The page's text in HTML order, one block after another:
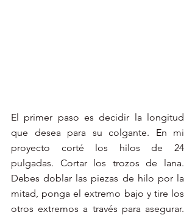
El primer paso es decidir la longitud
que desea para su colgante. En mi
proyecto corté los hilos de 24
pulgadas. Cortar los trozos de lana.
Debes doblar las piezas de hilo por la
mitad, ponga el extremo bajo y tire los
otros extremos a través para asegurar.